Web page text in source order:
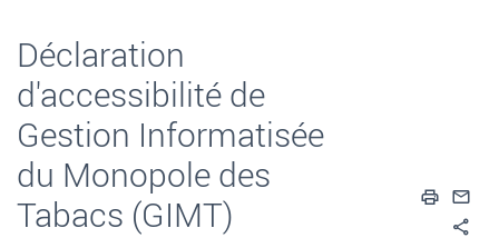
Déclaration
d'accessibilité de
Gestion Informatisée
du Monopole des
Tabacs (GIMT)